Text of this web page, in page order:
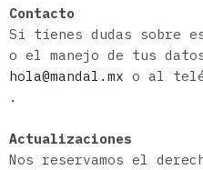
Contacto
Si tienes dudas sobre
o el manejo de tus
hola@mandal.mx o al
.
Actualizaciones
Nos reservamos el